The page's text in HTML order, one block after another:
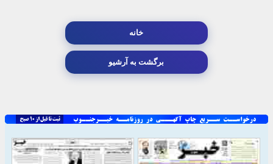
خانه
برگشت به آرشیو